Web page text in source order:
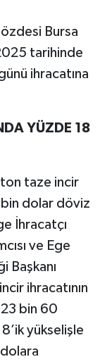
Bursa
tarihinde
ihracatına
YÜZDE 18
ton taze incir
bin dolar döviz
İhracatçı
ve Ege
Başkanı
ihracatının
23 bin 60
yükselişle